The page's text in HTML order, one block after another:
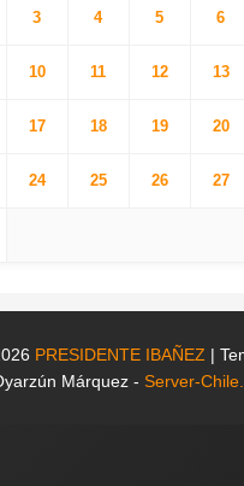
3 4 5 6
10 11 12 13
17 18 19 20
24 25 26 27
PRESIDENTE IBAÑEZ |
Márquez - Server-